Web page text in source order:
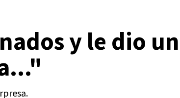
y le dio